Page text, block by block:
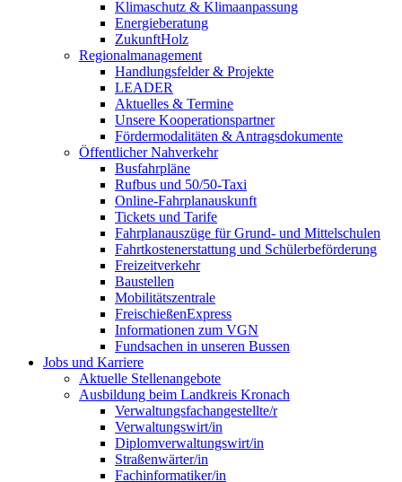
Klimaschutz & Klimaanpassung
Energieberatung
ZukunftHolz
Regionalmanagement
Handlungsfelder & Projekte
LEADER
Aktuelles & Termine
Unsere Kooperationspartner
Fördermodalitäten & Antragsdokumente
Öffentlicher Nahverkehr
Busfahrpläne
Rufbus und 50/50-Taxi
Online-Fahrplanauskunft
Tickets und Tarife
Fahrplanauszüge für Grund- und Mittelschulen
Fahrtkostenerstattung und Schülerbeförderung
Freizeitverkehr
Baustellen
Mobilitätszentrale
FreischießenExpress
Informationen zum VGN
Fundsachen in unseren Bussen
Jobs und Karriere
Aktuelle Stellenangebote
Ausbildung beim Landkreis Kronach
Verwaltungsfachangestellte/r
Verwaltungswirt/in
Diplomverwaltungswirt/in
Straßenwärter/in
Fachinformatiker/in